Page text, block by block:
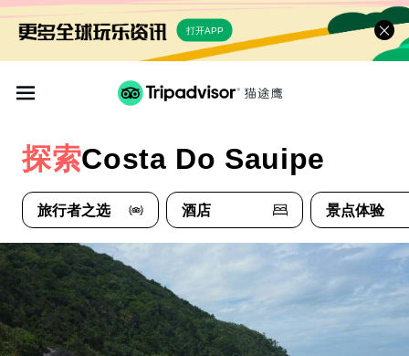
打开APP
探索Costa Do Sauipe
旅行者之选 酒店 景点体验